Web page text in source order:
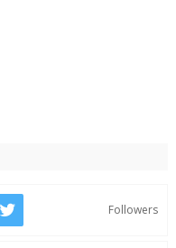
Followers